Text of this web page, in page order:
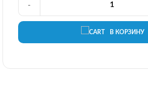
В КОРЗИНУ
-